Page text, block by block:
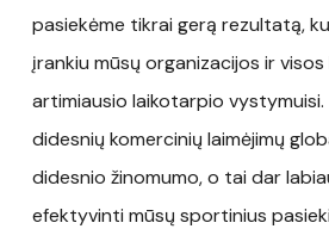
pasiekėme tikrai gerą rezultatą,
įrankiu mūsų organizacijos ir
artimiausio laikotarpio
didesnių komercinių laimėjimų
didesnio žinomumo, o tai dar
efektyvinti mūsų sportinius